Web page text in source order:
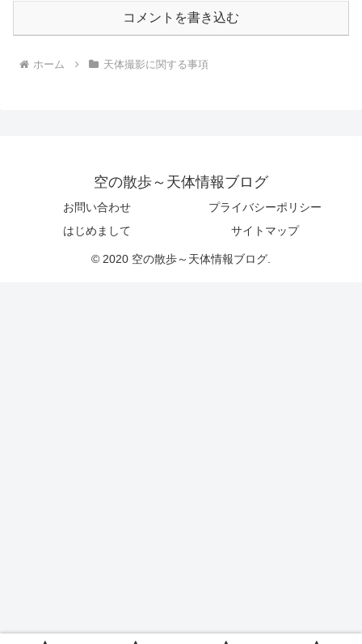
コメントを書き込む
ホーム 天体撮影に関する事項
空の散歩～天体情報ブログ
お問い合わせ
プライバシーポリシー
はじめまして
サイトマップ
© 2020 空の散歩～天体情報ブログ.